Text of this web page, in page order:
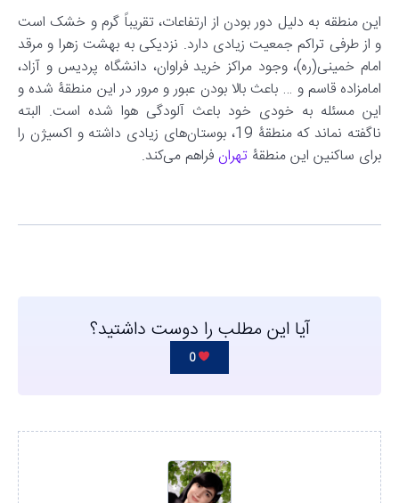
این منطقه به دلیل دور بودن از ارتفاعات، تقریباً گرم و خشک است
و از طرفی تراکم جمعیت زیادی دارد. نزدیکی به بهشت زهرا و مرقد
امام خمینی(ره)، وجود مراکز خرید فراوان، دانشگاه پردیس و آزاد،
امامزاده قاسم و … باعث بالا بودن عبور و مرور در این منطقۀ شده و
این مسئله به خودی خود باعث آلودگی هوا شده است. البته
ناگفته نماند که منطقۀ 19، بوستان‌های زیادی داشته و اکسیژن را
برای ساکنین این منطقۀ تهران فراهم می‌کند.
آیا این مطلب را دوست داشتید؟
0